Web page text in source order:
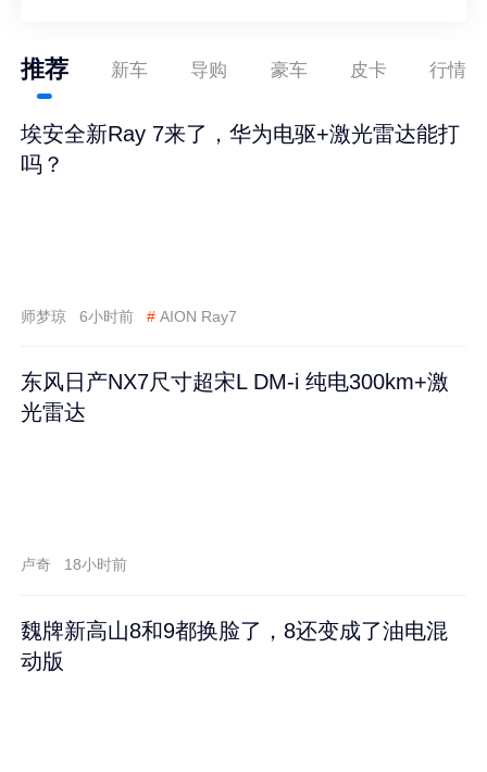
推荐 新车 导购 豪车 皮卡 行情
埃安全新Ray 7来了，华为电驱+激光雷达能打
吗？
师梦琼 6小时前 # AION Ray7
东风日产NX7尺寸超宋L DM-i 纯电300km+激
光雷达
卢奇 18小时前
魏牌新高山8和9都换脸了，8还变成了油电混
动版